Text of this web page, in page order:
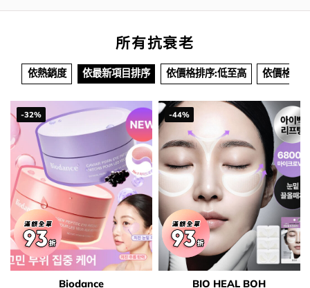
所有抗衰老
依熱銷度 依最新項目排序 依價格排序:低至高 依價格排
-32%
Biodance
-44%
BIO HEAL BOH